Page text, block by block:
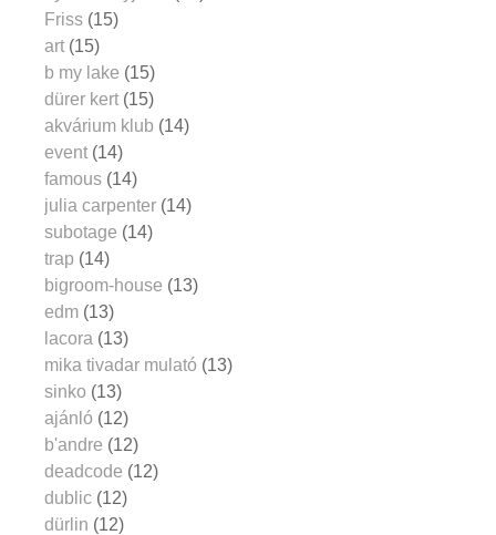
Friss (15)
art (15)
b my lake (15)
dürer kert (15)
akvárium klub (14)
event (14)
famous (14)
julia carpenter (14)
subotage (14)
trap (14)
bigroom-house (13)
edm (13)
lacora (13)
mika tivadar mulató (13)
sinko (13)
ajánló (12)
b'andre (12)
deadcode (12)
dublic (12)
dürlin (12)